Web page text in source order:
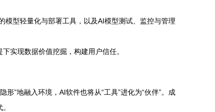
模型轻量化与部署工具，以及AI模型测试、监控与管理
实现数据价值挖掘，构建用户信任。
”地融入环境，AI软件也将从“工具”进化为“伙伴”。成